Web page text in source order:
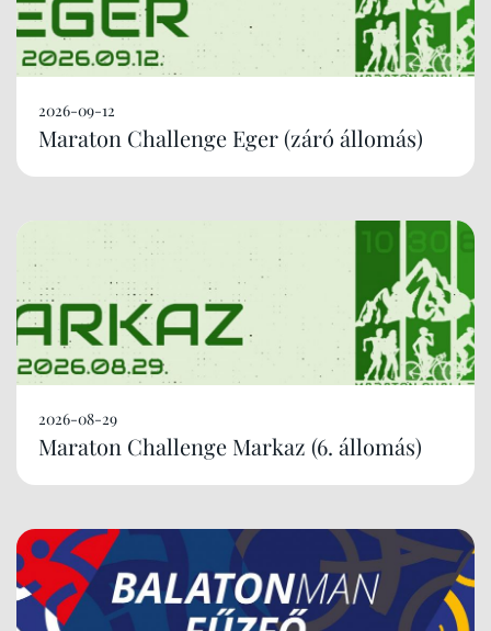
2026-09-12
Maraton Challenge Eger (záró állomás)
2026-08-29
Maraton Challenge Markaz (6. állomás)